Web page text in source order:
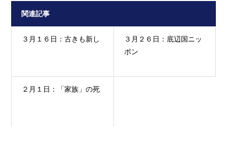
関連記事
３月１６日：古きも新し
３月２６日：底辺国ニッ
ポン
２月１日：「家族」の死